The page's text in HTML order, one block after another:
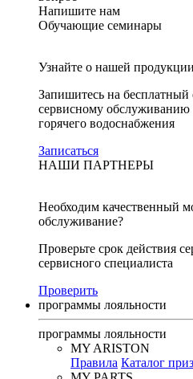
Напишите нам
Обучающие семинары
Узнайте о нашей
Запишитесь на
сервисному обслуживанию
горячего водоснабжения
Записаться
НАШИ ПАРТНЕРЫ
Необходим качественный
обслуживание?
Проверьте срок действия
сервисного специалиста
Проверить
программы лояльности
программы лояльности
MY ARISTON
Правила Каталог